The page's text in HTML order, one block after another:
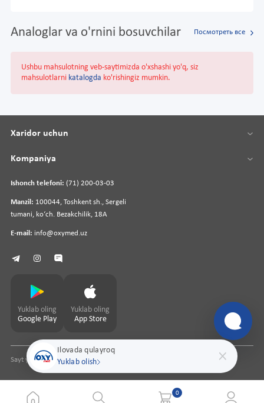
Analoglar va o'rnini bosuvchilar Посмотреть все
Ushbu mahsulotning veb-saytimizda o'xshashi yo'q, siz
mahsulotlarni katalogda ko'rishingiz mumkin.
Ilovada qulayroq
Yuklab olish
Ishonch telefoni: (71) 200-03-03
Manzil: 100044, Toshkent sh., Sergeli
tumani, koʻch. Bezakchilik, 18A
E-mail: info@oxymed.uz
Xaridor uchun
Kompaniya
Yuklab oling
Google Play
Yuklab oling
App Store
Sayt yaratuvchipharmit.uz
0